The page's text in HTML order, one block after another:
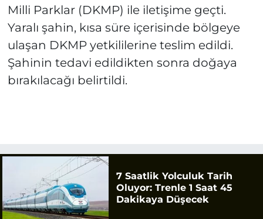
Milli Parklar (DKMP) ile iletişime geçti.
Yaralı şahin, kısa süre içerisinde bölgeye
ulaşan DKMP yetkililerine teslim edildi.
Şahinin tedavi edildikten sonra doğaya
bırakılacağı belirtildi.
7 Saatlik Yolculuk Tarih
Oluyor: Trenle 1 Saat 45
Dakikaya Düşecek